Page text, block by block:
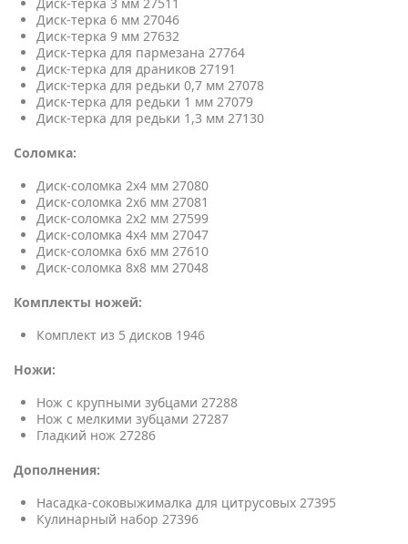
Диск-терка 6 мм 27046
Диск-терка 9 мм 27632
Диск-терка для пармезана 27764
Диск-терка для драников 27191
Диск-терка для редьки 0,7 мм 27078
Диск-терка для редьки 1 мм 27079
Диск-терка для редьки 1,3 мм 27130
Соломка:
Диск-соломка 2х4 мм 27080
Диск-соломка 2х6 мм 27081
Диск-соломка 2х2 мм 27599
Диск-соломка 4х4 мм 27047
Диск-соломка 6х6 мм 27610
Диск-соломка 8х8 мм 27048
Комплекты ножей:
Комплект из 5 дисков 1946
Ножи:
Нож с крупными зубцами 27288
Нож с мелкими зубцами 27287
Гладкий нож 27286
Дополнения:
Насадка-соковыжималка для цитрусовых 27395
Кулинарный набор 27396